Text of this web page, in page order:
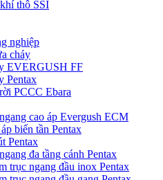
thô SSI
nghiệp
cháy
EVERGUSH FF
Pentax
PCCC Ebara
cao áp Evergush ECM
biến tần Pentax
Pentax
đa tầng cánh Pentax
trục ngang đầu inox Pentax